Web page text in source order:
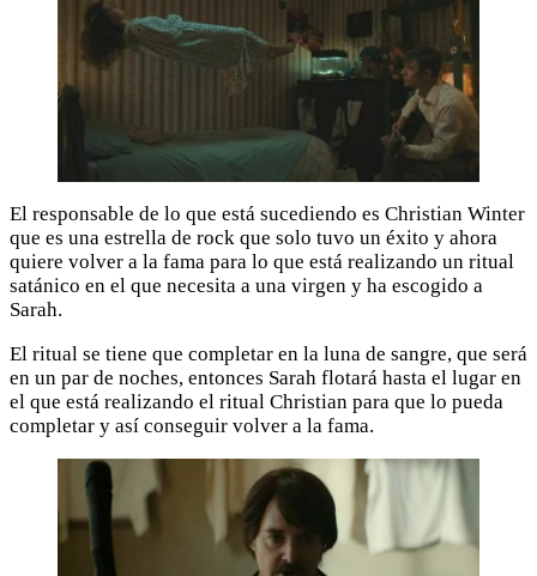
El responsable de lo que está sucediendo es Christian Winter
que es una estrella de rock que solo tuvo un éxito y ahora
quiere volver a la fama para lo que está realizando un ritual
satánico en el que necesita a una virgen y ha escogido a
Sarah.
El ritual se tiene que completar en la luna de sangre, que será
en un par de noches, entonces Sarah flotará hasta el lugar en
el que está realizando el ritual Christian para que lo pueda
completar y así conseguir volver a la fama.